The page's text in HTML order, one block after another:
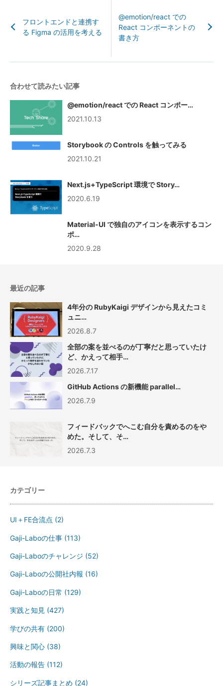
フロントエンドと連携す
る Figma の活用を考える
@emotion/react での
React コンポーネントの
書き方
合わせて読みたい記事
@emotion/react での React コンポー…
2021.10.13
Storybook の Controls を触ってみる
2021.10.21
Next.js+TypeScript 環境で Story…
2020.6.19
Material-UI で独自のアイコンを表示するコン
ポ…
2020.9.28
最近の記事
4年分の RubyKaigi デザインから見えたコミ
ュニ…
2026.8.7
全部の案を並べるのが丁寧だと思っていたけ
ど、かえって相手…
2026.7.17
GitHub Actions の新機能 parallel…
2026.7.9
フィードバックでへこむ自分を責めるのをや
めた。そして、そ…
2026.7.3
カテゴリー
UI＋FE合流点 (2)
Gaji-Laboの仕事 (113)
Gaji-Laboのチャレンジ (52)
Gaji-Laboの公開社内報 (16)
Gaji-Laboの日常 (129)
実践と知見 (427)
学びの共有 (200)
興味と関心 (38)
活動の報告 (112)
シリーズ記事まとめ (24)